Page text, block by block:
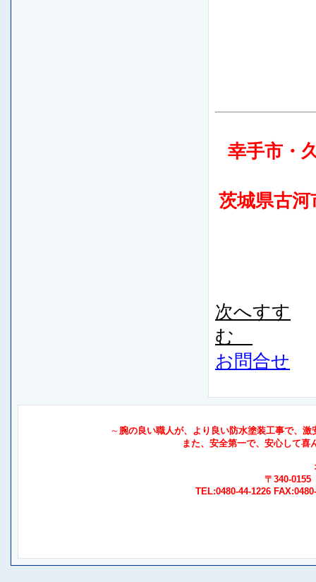
幸手市・
茨城県古
次へすす
む
お問合せ
～ 腕の良い職人が、より良い防水塗装工事で、
また、安全第一で、安心して喜
〒340-0155
TEL:0480-44-1226